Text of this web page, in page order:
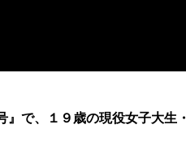
で、１９歳の現役女子大生・